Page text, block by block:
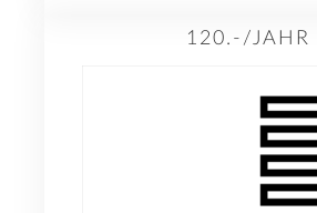
120.-/JAHR